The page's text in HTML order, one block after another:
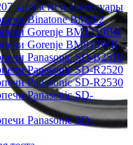
запчасти и аксессуары
Binatone BM202
Gorenje BM1210BK
Gorenje BM910WII
Panasonic SD-B2510
Panasonic SD-R2520
Panasonic SD-R2530
Panasonic SD-
Panasonic SD-